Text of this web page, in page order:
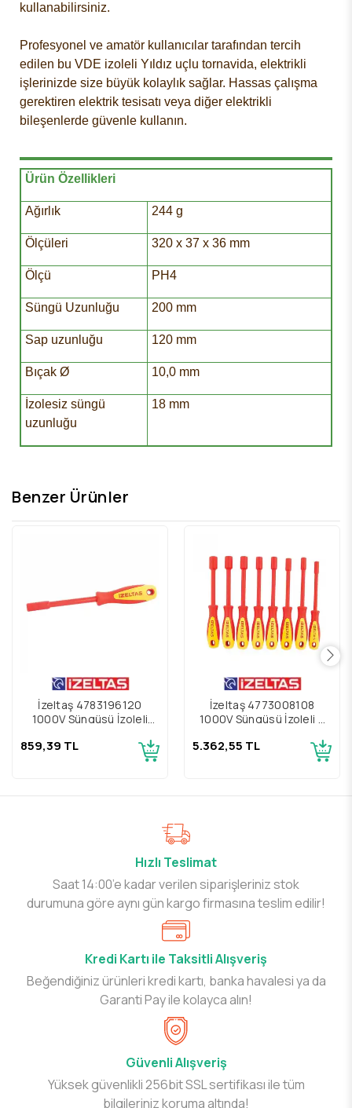
kullanabilirsiniz.
Profesyonel ve amatör kullanıcılar tarafından tercih
edilen bu VDE izoleli Yıldız uçlu tornavida, elektrikli
işlerinizde size büyük kolaylık sağlar. Hassas çalışma
gerektiren elektrik tesisatı veya diğer elektrikli
bileşenlerde güvenle kullanın.
Ürün Özellikleri
Ağırlık 244 g
Ölçüleri 320 x 37 x 36 mm
Ölçü PH4
Süngü Uzunluğu 200 mm
Sap uzunluğu 120 mm
Bıçak Ø 10,0 mm
İzolesiz süngü
uzunluğu
18 mm
Benzer Ürünler
İzeltaş 4783196120
1000V Süngüsü İzoleli
Manyetik Bits Tutucu
859,39 TL
İzeltaş 4773008108
1000V Süngüsü İzoleli 8
Tornavida Seti
5.362,55 TL
Hızlı Teslimat
Saat 14:00’e kadar verilen siparişleriniz stok
durumuna göre aynı gün kargo firmasına teslim edilir!
Kredi Kartı ile Taksitli Alışveriş
Beğendiğiniz ürünleri kredi kartı, banka havalesi ya da
Garanti Pay ile kolayca alın!
Güvenli Alışveriş
Yüksek güvenlikli 256bit SSL sertifikası ile tüm
bilgileriniz koruma altında!